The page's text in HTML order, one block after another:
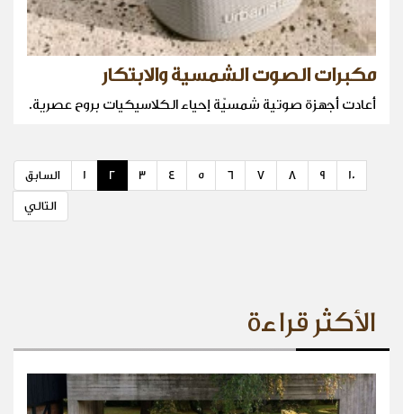
مكبرات الصوت الشمسية والابتكار
أعادت أجهزة صوتية شمسيّة إحياء الكلاسيكيات بروح عصرية.
السابق 1 2 3 4 5 6 7 8 9 10
التالي
الأكثر قراءة